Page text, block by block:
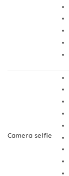
Camera selfie